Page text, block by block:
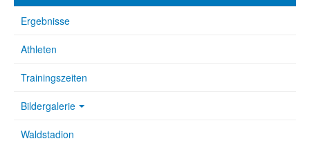
Ergebnisse
Athleten
Trainingszeiten
Bildergalerie
Waldstadion